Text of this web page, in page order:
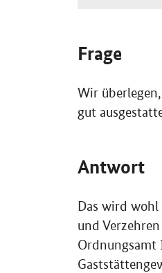
Frage
Wir
gut
Antwort
Das wird wohl
und
Ordnungsamt